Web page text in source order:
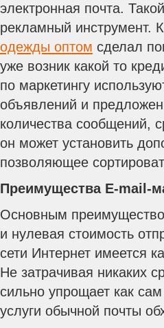
электронная почта.
рекламный инструмент.
одежды оптом сделал
уже возник какой то
по маркетингу
объявлений и
количества сообщений,
он может установить
позволяющее
Преимущества E-mail-
Основным
и нулевая стоимость
сети Интернет имеется
Не затрачивая никаких
сильно упрощает как
услуги обычной почты